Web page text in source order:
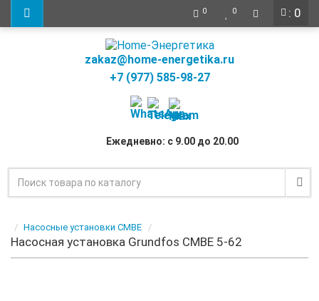
: 0
0 0
zakaz@home-energetika.ru
+7 (977) 585-98-27
Ежедневно: с 9.00 до 20.00
Насосные установки CMBE
Насосная установка Grundfos CMBE 5-62